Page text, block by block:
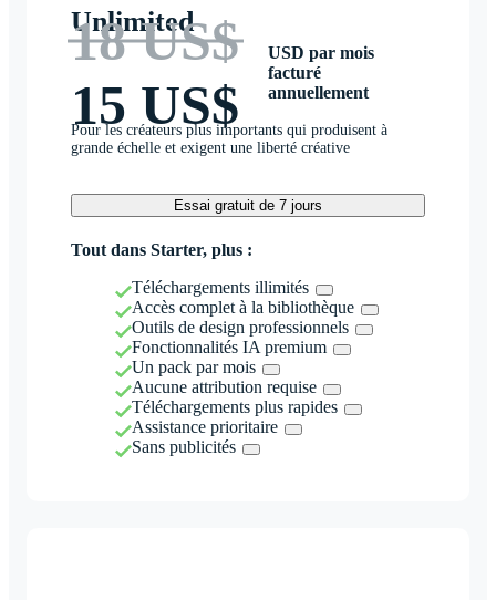
Unlimited
18 US$
15 US$
USD par mois
facturé
annuellement
Pour les créateurs plus importants qui produisent à
grande échelle et exigent une liberté créative
Essai gratuit de 7 jours
Tout dans Starter, plus :
Téléchargements illimités
Accès complet à la bibliothèque
Outils de design professionnels
Fonctionnalités IA premium
Un pack par mois
Aucune attribution requise
Téléchargements plus rapides
Assistance prioritaire
Sans publicités